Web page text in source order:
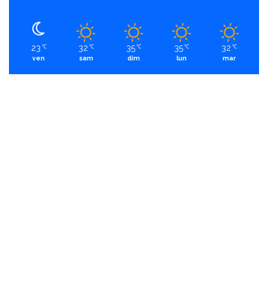
23 ℃
ven
32 ℃
sam
35 ℃
dim
35 ℃
lun
32 ℃
mar